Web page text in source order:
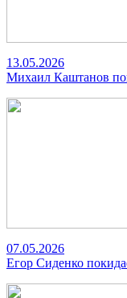
13.05.2026
Михаил Каштанов
07.05.2026
Егор Сиденко